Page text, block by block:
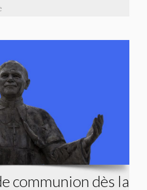
communion dès la